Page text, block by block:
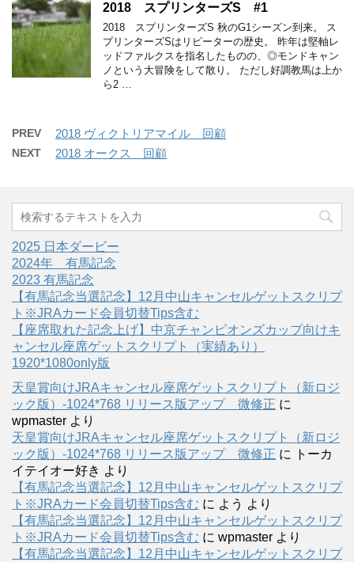
2018 スプリンターズS #1
2018 スプリンターズS 秋のG1シーズン到来。 ス
プリンターズSはリピーターの歴史。 昨年は堅軸レ
ッドファルクスを指名したものの、◎モンドキャン
ノという大冒険をして散り。 ただし好調教馬は上か
ら2 …
PREV 2018 ヴィクトリアマイル 回顧
NEXT 2018 オークス 回顧
2025 日本ダービー
2024年 有馬記念
2023 有馬記念
【有馬記念当選記念】12月中山キャンセルゲットスクリプ
ト※JRAカード会員切替Tips含む
【座席取れた記念上げ】中京チャンピオンズカップ向けキ
ャンセル座席ゲットスクリプト（実績あり）
1920*1080only版
天皇賞向けJRAキャンセル座席ゲットスクリプト（新ロジ
ック版）-1024*768 リリース版アップ 微修正 に
wpmaster より
天皇賞向けJRAキャンセル座席ゲットスクリプト（新ロジ
ック版）-1024*768 リリース版アップ 微修正 に
トーカ
イテイオー好き より
【有馬記念当選記念】12月中山キャンセルゲットスクリプ
ト※JRAカード会員切替Tips含む に よう より
【有馬記念当選記念】12月中山キャンセルゲットスクリプ
ト※JRAカード会員切替Tips含む に wpmaster より
【有馬記念当選記念】12月中山キャンセルゲットスクリプ